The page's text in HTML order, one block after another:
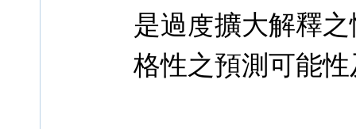
是過度擴大解釋
格性之預測可能